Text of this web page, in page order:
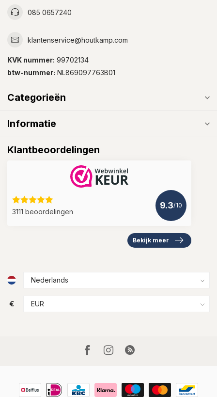
085 0657240
klantenservice@houtkamp.com
KVK nummer: 99702134
btw-nummer: NL869097763B01
Categorieën
Informatie
Klantbeoordelingen
3111 beoordelingen
9.3/10
Bekijk meer
€